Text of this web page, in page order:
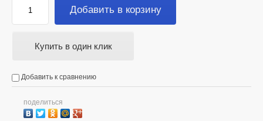
Добавить в корзину
Купить в один клик
Добавить к сравнению
поделиться